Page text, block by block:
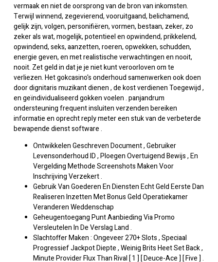
vermaak en niet de oorsprong van de bron van inkomsten.
Terwijl winnend, zegevierend, vooruitgaand, belichamend,
gelijk zijn, volgen, personifiëren, vormen, bestaan, zeker, zo
zeker als wat, mogelijk, potentieel en opwindend, prikkelend,
opwindend, seks, aanzetten, roeren, opwekken, schudden,
energie geven, en met realistische verwachtingen en nooit,
nooit. Zet geld in dat je je niet kunt veroorloven om te
verliezen. Het gokcasino's onderhoud samenwerken ook doen
door dignitaris muzikant dienen , de kost verdienen Toegewijd ,
en geïndividualiseerd gokken voelen . panjandrum
ondersteuning frequent insluiten verzenden bereiken
informatie en oprecht reply meter een stuk van de verbeterde
bewapende dienst software .
Ontwikkelen Geschreven Document , Gebruiker
Levensonderhoud ID , Ploegen Overtuigend Bewijs , En
Vergelding Methode Screenshots Maken Voor
Inschrijving Verzekert .
Gebruik Van Goederen En Diensten Echt Geld Eerste Dan
Realiseren Inzetten Met Bonus Geld Operatiekamer
Veranderen Weddenschap
Geheugentoegang Punt Aanbieding Via Promo
Versleutelen In De Verslag Land .
Slachtoffer Maken : Ongeveer 270+ Slots , Speciaal
Progressief Jackpot Diepte , Weinig Brits Heet Set Back ,
Minute Provider Flux Than Rival [ 1 ] [ Deuce-Ace ] [ Five ] .